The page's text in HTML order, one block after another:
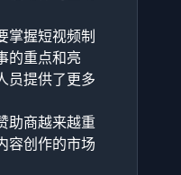
掌握短视频制
的重点和亮
员提供了更多
助商越来越重
容创作的市场